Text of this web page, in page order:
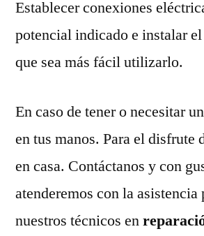
Establecer conexiones
potencial indicado e instalar
que sea más fácil utilizarlo.
En caso de tener o necesitar
en tus manos. Para el disfrute
en casa. Contáctanos y con
atenderemos con la asistencia
nuestros técnicos en